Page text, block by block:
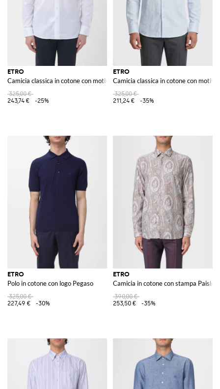
ETRO
Camicia classica in cotone con motivo Paisley
325,00 €
243,74 €
-25%
ETRO
Camicia classica in cotone con motivo
325,00 €
211,24 €
-35%
ETRO
Polo in cotone con logo Pegaso
325,00 €
227,49 €
-30%
ETRO
Camicia in cotone con stampa Paisley
390,00 €
253,50 €
-35%